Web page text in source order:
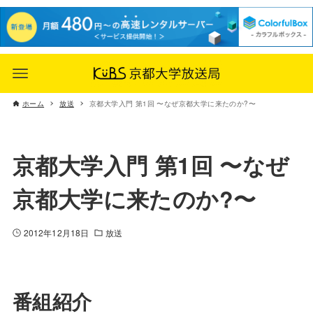
ホーム 放送 京都大学入門 第1回 〜なぜ京都大学に来たのか?〜
京都大学入門 第1回 〜なぜ
京都大学に来たのか?〜
2012年12月18日 放送
番組紹介